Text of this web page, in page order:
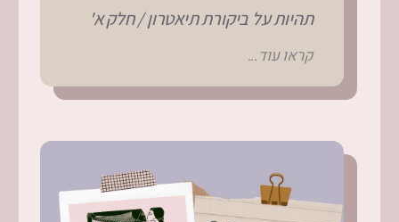
תהיות על ביקורת תיאטרון / חלק א'
קראו עוד...